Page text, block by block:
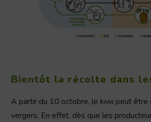
Bientôt la récolte dans
A partir du 10 octobre, le kiwi peut être
vergers. En effet, dès que les